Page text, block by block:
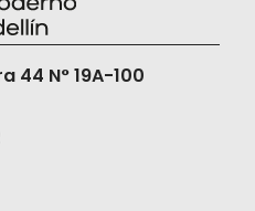
44 N° 19A-100